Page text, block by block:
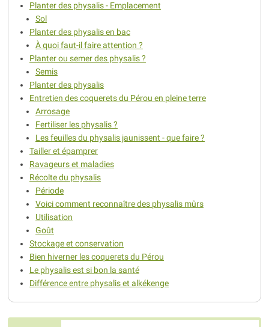
Planter des physalis - Emplacement
Sol
Planter des physalis en bac
À quoi faut-il faire attention ?
Planter ou semer des physalis ?
Semis
Planter des physalis
Entretien des coquerets du Pérou en pleine terre
Arrosage
Fertiliser les physalis ?
Les feuilles du physalis jaunissent - que faire ?
Tailler et épamprer
Ravageurs et maladies
Récolte du physalis
Période
Voici comment reconnaître des physalis mûrs
Utilisation
Goût
Stockage et conservation
Bien hiverner les coquerets du Pérou
Le physalis est si bon la santé
Différence entre physalis et alkékenge